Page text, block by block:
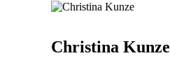
Christina Kunze